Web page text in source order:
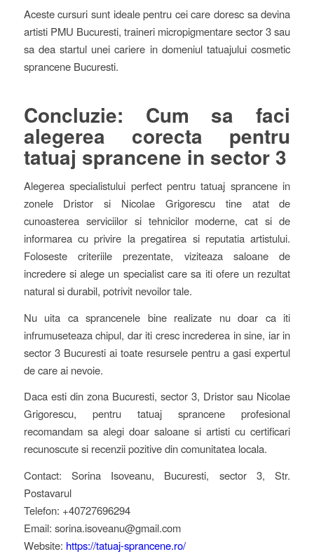
Aceste cursuri sunt ideale pentru cei care doresc sa devina
artisti PMU Bucuresti, traineri micropigmentare sector 3 sau
sa dea startul unei cariere in domeniul tatuajului cosmetic
sprancene Bucuresti.
Concluzie: Cum sa faci
alegerea corecta pentru
tatuaj sprancene in sector 3
Alegerea specialistului perfect pentru tatuaj sprancene in
zonele Dristor si Nicolae Grigorescu tine atat de
cunoasterea serviciilor si tehnicilor moderne, cat si de
informarea cu privire la pregatirea si reputatia artistului.
Foloseste criteriile prezentate, viziteaza saloane de
incredere si alege un specialist care sa iti ofere un rezultat
natural si durabil, potrivit nevoilor tale.
Nu uita ca sprancenele bine realizate nu doar ca iti
infrumuseteaza chipul, dar iti cresc increderea in sine, iar in
sector 3 Bucuresti ai toate resursele pentru a gasi expertul
de care ai nevoie.
Daca esti din zona Bucuresti, sector 3, Dristor sau Nicolae
Grigorescu, pentru tatuaj sprancene profesional
recomandam sa alegi doar saloane si artisti cu certificari
recunoscute si recenzii pozitive din comunitatea locala.
Contact: Sorina Isoveanu, Bucuresti, sector 3, Str.
Postavarul
Telefon: +40727696294
Email: sorina.isoveanu@gmail.com
Website: https://tatuaj-sprancene.ro/